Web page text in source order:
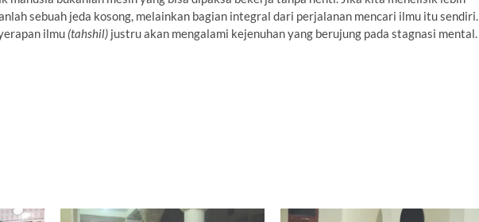
sebuah jeda kosong, melainkan bagian integral dari perjalanan mencari ilmu itu sendiri.
ilmu (tahshil) justru akan mengalami kejenuhan yang berujung pada stagnasi mental.